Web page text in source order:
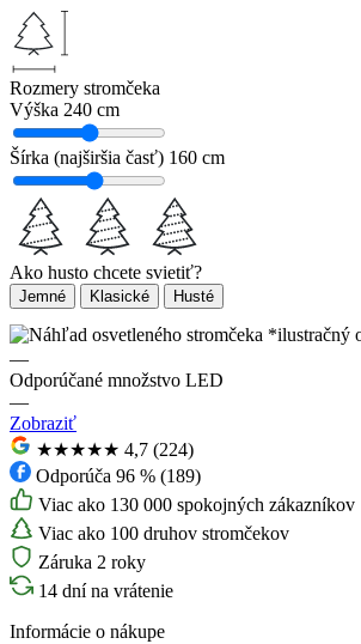
Rozmery stromčeka
Výška 240 cm
Šírka (najširšia časť) 160 cm
Ako husto chcete svietiť?
Jemné Klasické Husté
*ilustračný
—
Odporúčané množstvo LED
—
Zobraziť
★★★★★ 4,7 (224)
Odporúča 96 % (189)
Viac ako 130 000 spokojných zákazníkov
Viac ako 100 druhov stromčekov
Záruka 2 roky
14 dní na vrátenie
Informácie o nákupe